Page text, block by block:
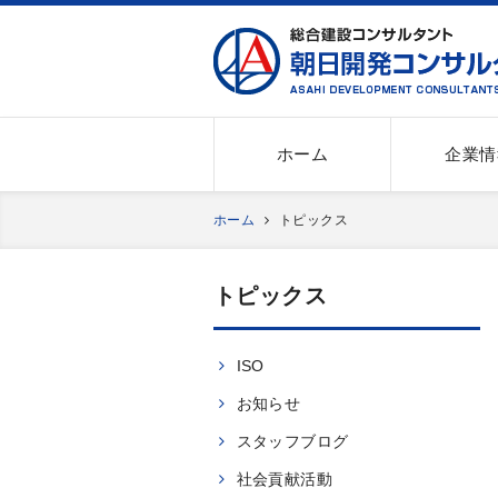
ホーム 企業
ホーム トピックス
トピックス
ISO
お知らせ
スタッフブログ
社会貢献活動